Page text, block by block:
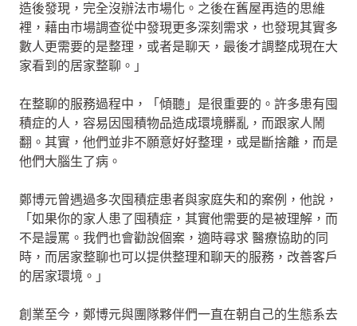
造後發現，完全沒辦法市場化。之後在舊屋再造的思維
裡，藉由市場調查從中發現更多深刻需求，也發現其實多
數人更需要的是整理，或者是聊天，最後才調整成現在大
家看到的居家整聊。」
在整聊的服務過程中，「傾聽」是很重要的。許多患有囤
積症的人，容易因囤積物品造成環境髒亂，而跟家人鬧
翻。其實，他們並非不願意好好整理，或是斷捨離，而是
他們大腦生了病。
鄭博元曾遇過多次囤積症患者與家庭失和的案例，他說，
「如果你的家人患了囤積症，其實他需要的是被理解，而
不是謾罵。我們也會勸說個案，適時尋求 醫療協助的同
時，而居家整聊也可以提供整理和聊天的服務，改善客戶
的居家環境。」
創業至今，鄭博元與團隊夥伴們一直在朝自己的生態系去